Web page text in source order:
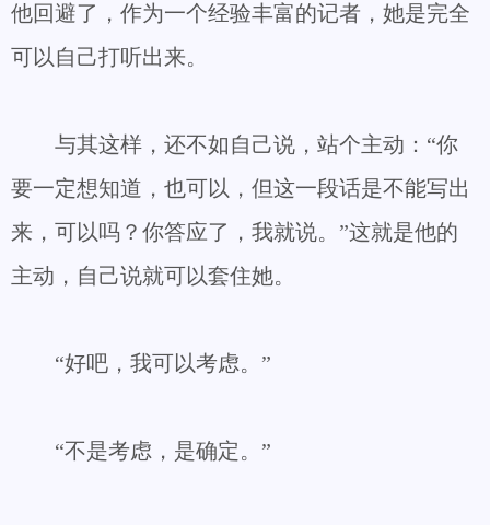
他回避了，作为一个经验丰富的记者，她是完全
可以自己打听出来。
与其这样，还不如自己说，站个主动：“你
要一定想知道，也可以，但这一段话是不能写出
来，可以吗？你答应了，我就说。”这就是他的
主动，自己说就可以套住她。
“好吧，我可以考虑。”
“不是考虑，是确定。”